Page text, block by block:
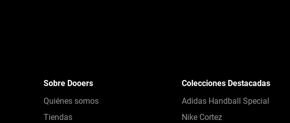
Sobre Dooers
Quiénes somos
Tiendas
Colecciones Destacadas
Adidas Handball Special
Nike Cortez